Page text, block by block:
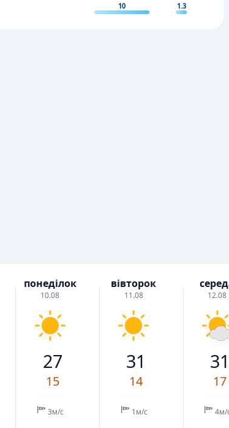
10 1.3
понеділок
10.08
27
15
3м/с
вівторок
11.08
31
14
1м/с
12.08
31
17
4м/